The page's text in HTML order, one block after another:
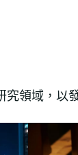
領域，以